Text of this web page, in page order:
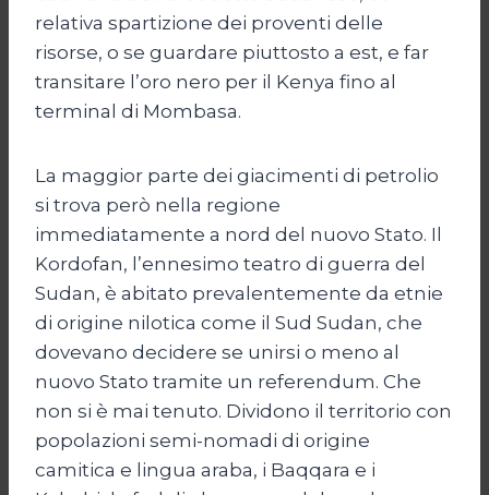
relativa spartizione dei proventi delle
risorse, o se guardare piuttosto a est, e far
transitare l’oro nero per il Kenya fino al
terminal di Mombasa.
La maggior parte dei giacimenti di petrolio
si trova però nella regione
immediatamente a nord del nuovo Stato. Il
Kordofan, l’ennesimo teatro di guerra del
Sudan, è abitato prevalentemente da etnie
di origine nilotica come il Sud Sudan, che
dovevano decidere se unirsi o meno al
nuovo Stato tramite un referendum. Che
non si è mai tenuto. Dividono il territorio con
popolazioni semi-nomadi di origine
camitica e lingua araba, i Baqqara e i